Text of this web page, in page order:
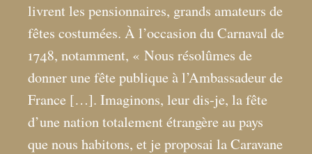
livrent les pensionnaires, grands amateurs de
fêtes costumées. À l’occasion du Carnaval de
1748, notamment, « Nous résolûmes de
donner une fête publique à l’Ambassadeur de
France […]. Imaginons, leur dis-je, la fête
d’une nation totalement étrangère au pays
que nous habitons, et je proposai la Caravane